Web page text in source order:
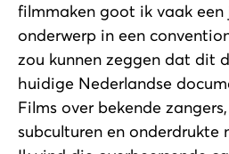
filmmaken goot ik vaak
onderwerp in een
zou kunnen zeggen dat dit
huidige Nederlandse
Films over bekende
subculturen en onderdrukte